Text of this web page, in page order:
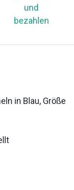
und
bezahlen
in Blau, Größe